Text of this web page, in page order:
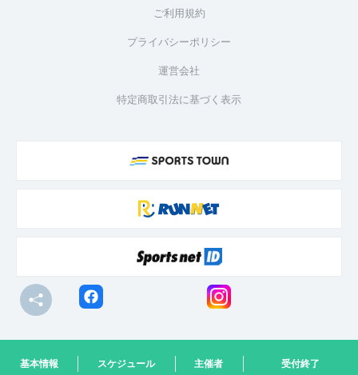
基本情報 スケジュール 主催者 受付終了
ご利用規約
プライバシーポリシー
運営会社
特定商取引法に基づく表示